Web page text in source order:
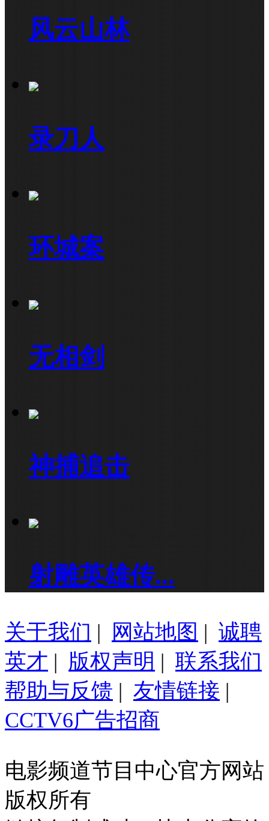
风云山林
录刀人
环城案
无相剑
神捕追击
射雕英雄传...
关于我们 | 网站地图 | 诚聘
英才 | 版权声明 | 联系我们
帮助与反馈 | 友情链接 |
CCTV6广告招商
电影频道节目中心官方网站
版权所有